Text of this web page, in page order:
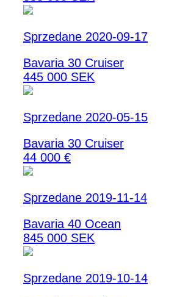
Sprzedane 2020-09-17
Bavaria 30 Cruiser
445 000 SEK
Sprzedane 2020-05-15
Bavaria 30 Cruiser
44 000 €
Sprzedane 2019-11-14
Bavaria 40 Ocean
845 000 SEK
Sprzedane 2019-10-14